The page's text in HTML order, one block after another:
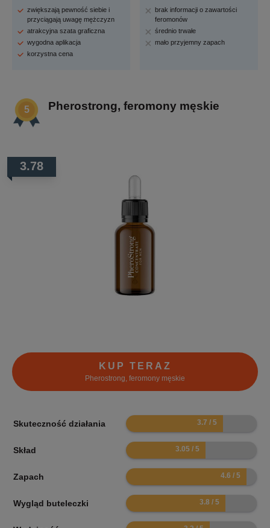
zwiększają pewność siebie i
przyciągają uwagę mężczyzn
atrakcyjna szata graficzna
wygodna aplikacja
korzystna cena
brak informacji o zawartości
feromonów
średnio trwałe
mało przyjemny zapach
Pherostrong, feromony męskie
3.78
KUP TERAZ
Pherostrong, feromony męskie
Skuteczność działania 7.4
Skład 6.1
Zapach 9.2
Wygląd buteleczki 7.6
6.4